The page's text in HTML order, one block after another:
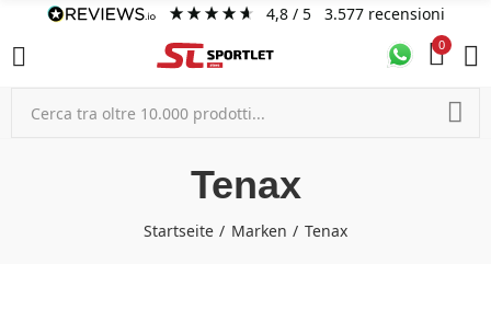
4,8/ 5 3.577 recensioni
0
Tenax
Startseite Marken Tenax